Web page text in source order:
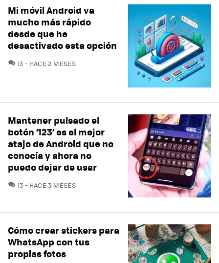
Mi móvil Android va
mucho más rápido
desde que he
desactivado esta opción
13 COMENTARIOS
HACE 2 MESES
Mantener pulsado el
botón ‘123’ es el mejor
atajo de Android que no
conocía y ahora no
puedo dejar de usar
13 COMENTARIOS
HACE 3 MESES
Cómo crear stickers para
WhatsApp con tus
propias fotos